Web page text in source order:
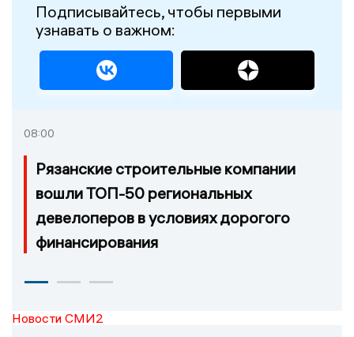
Подписывайтесь, чтобы первыми
узнавать о важном:
08:00
Рязанские строительные компании
вошли ТОП-50 региональных
девелоперов в условиях дорогого
финансирования
Новости СМИ2